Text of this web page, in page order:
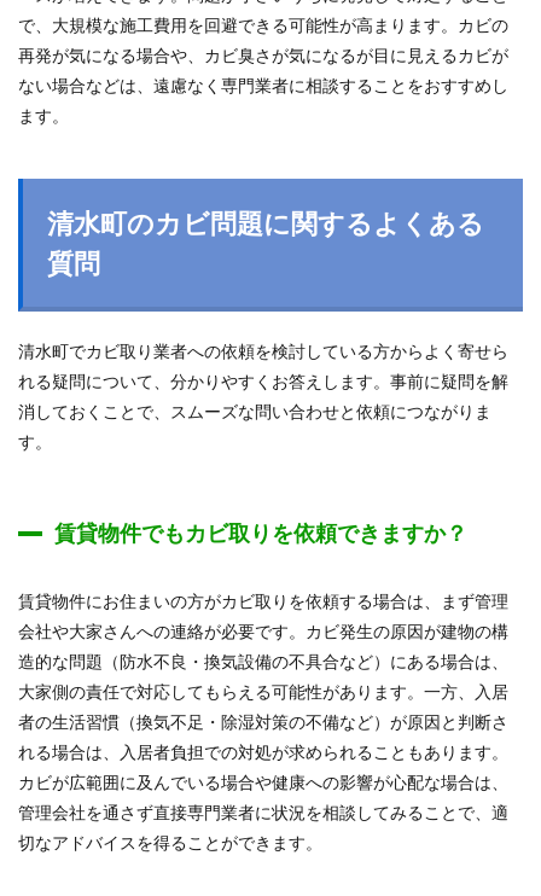
で、大規模な施工費用を回避できる可能性が高まります。カビの
再発が気になる場合や、カビ臭さが気になるが目に見えるカビが
ない場合などは、遠慮なく専門業者に相談することをおすすめし
ます。
清水町のカビ問題に関するよくある
質問
清水町でカビ取り業者への依頼を検討している方からよく寄せら
れる疑問について、分かりやすくお答えします。事前に疑問を解
消しておくことで、スムーズな問い合わせと依頼につながりま
す。
賃貸物件でもカビ取りを依頼できますか？
賃貸物件にお住まいの方がカビ取りを依頼する場合は、まず管理
会社や大家さんへの連絡が必要です。カビ発生の原因が建物の構
造的な問題（防水不良・換気設備の不具合など）にある場合は、
大家側の責任で対応してもらえる可能性があります。一方、入居
者の生活習慣（換気不足・除湿対策の不備など）が原因と判断さ
れる場合は、入居者負担での対処が求められることもあります。
カビが広範囲に及んでいる場合や健康への影響が心配な場合は、
管理会社を通さず直接専門業者に状況を相談してみることで、適
切なアドバイスを得ることができます。